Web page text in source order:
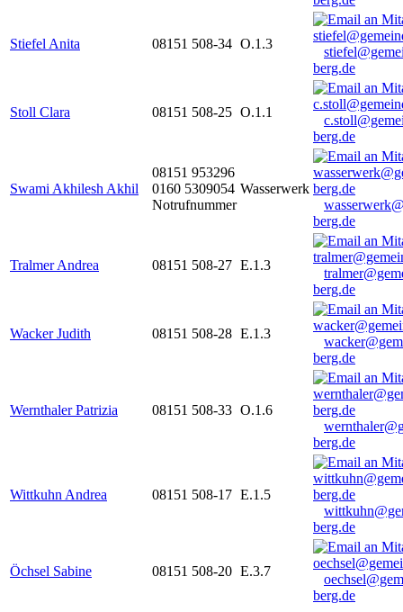
Stiefel Anita 08151 508-34 O.1.3
berg.de
Stoll Clara 08151 508-25 O.1.1
berg.de
Swami Akhilesh Akhil
08151 953296
0160 5309054
Notrufnummer
Wasserwerk
berg.de
Tralmer Andrea 08151 508-27 E.1.3
berg.de
Wacker Judith 08151 508-28 E.1.3
berg.de
Wernthaler Patrizia 08151 508-33 O.1.6
berg.de
Wittkuhn Andrea 08151 508-17 E.1.5
berg.de
Öchsel Sabine 08151 508-20 E.3.7
berg.de